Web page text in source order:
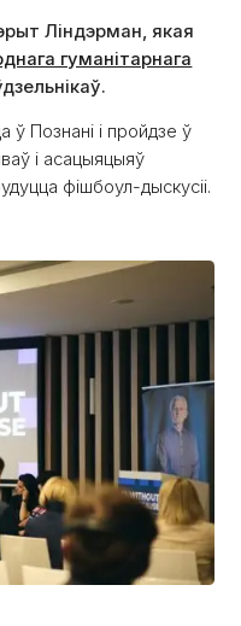
Ліндэрман, якая
гуманітарнага
ў Познані і пройдзе ў
і асацыяцыяў
фішбоул-дыскусіі.